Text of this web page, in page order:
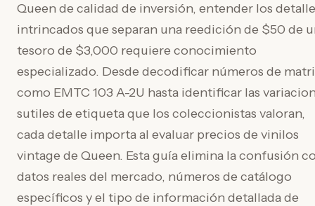
Queen de calidad de inversión, entender los
intrincados que separan una reedición de $50 de
tesoro de $3,000 requiere conocimiento
especializado. Desde decodificar números de
como EMTC 103 A-2U hasta identificar las
sutiles de etiqueta que los coleccionistas valoran,
cada detalle importa al evaluar precios de vinilos
vintage de Queen. Esta guía elimina la confusión
datos reales del mercado, números de catálogo
específicos y el tipo de información detallada de